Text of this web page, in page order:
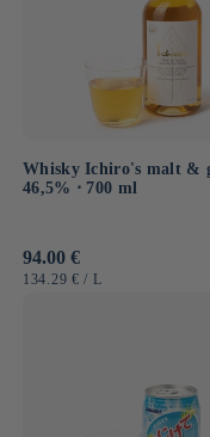
Whisky Ichiro's malt &
46,5% ⋅ 700 ml
Prezzo
di
94.00 €
PREZZO
134.29 € / PER
L